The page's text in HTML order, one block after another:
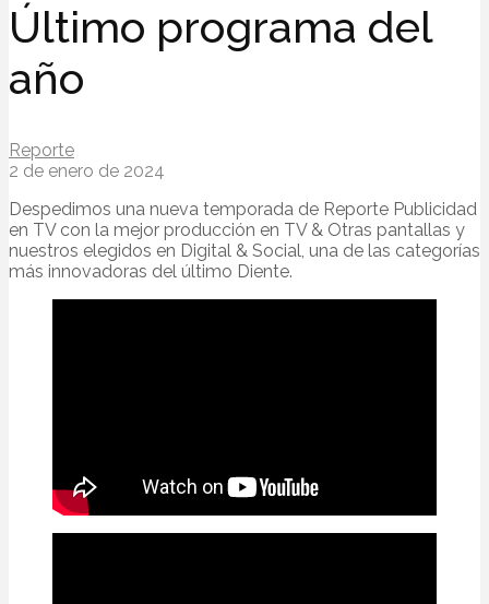
Último programa del
año
Reporte
2 de enero de 2024
Despedimos una nueva temporada de Reporte Publicidad
en TV con la mejor producción en TV & Otras pantallas y
nuestros elegidos en Digital & Social, una de las categorías
más innovadoras del último Diente.